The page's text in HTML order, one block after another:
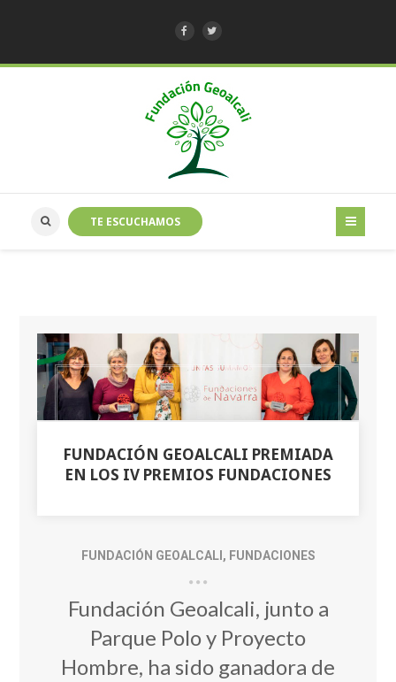
TE ESCUCHAMOS
FUNDACIÓN GEOALCALI PREMIADA
EN LOS IV PREMIOS FUNDACIONES
FUNDACIÓN GEOALCALI , FUNDACIONES
Fundación Geoalcali, junto a
Parque Polo y Proyecto
Hombre, ha sido ganadora de